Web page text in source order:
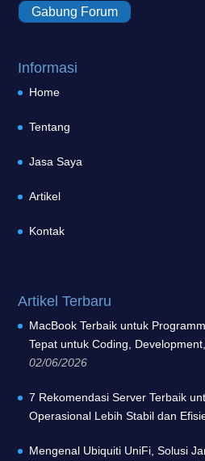
Gabung Forum
Informasi
Home
Tentang
Jasa Saya
Artikel
Kontak
Artikel Terbaru
MacBook Terbaik untuk
Tepat untuk Coding,
02/06/2026
7 Rekomendasi Server Terbaik
Operasional Lebih Stabil dan
Mengenal Ubiquiti UniFi, Solusi